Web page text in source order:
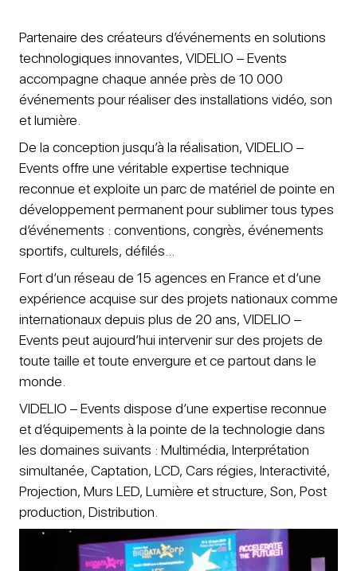
Partenaire des créateurs d’événements en solutions
technologiques innovantes, VIDELIO – Events
accompagne chaque année près de 10 000
événements pour réaliser des installations vidéo, son
et lumière.
De la conception jusqu’à la réalisation, VIDELIO –
Events offre une véritable expertise technique
reconnue et exploite un parc de matériel de pointe en
développement permanent pour sublimer tous types
d’événements : conventions, congrès, événements
sportifs, culturels, défilés…
Fort d’un réseau de 15 agences en France et d’une
expérience acquise sur des projets nationaux comme
internationaux depuis plus de 20 ans, VIDELIO –
Events peut aujourd’hui intervenir sur des projets de
toute taille et toute envergure et ce partout dans le
monde.
VIDELIO – Events dispose d’une expertise reconnue
et d’équipements à la pointe de la technologie dans
les domaines suivants : Multimédia, Interprétation
simultanée, Captation, LCD, Cars régies, Interactivité,
Projection, Murs LED, Lumière et structure, Son, Post
production, Distribution.